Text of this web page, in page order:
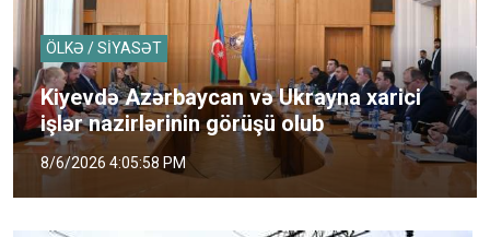
ÖLKƏ / SİYASƏT
Kiyevdə Azərbaycan və Ukrayna xarici
işlər nazirlərinin görüşü olub
8/6/2026 4:05:58 PM